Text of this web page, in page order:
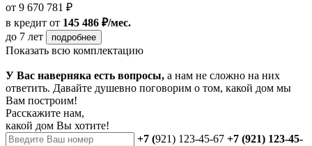
от 9 670 781 ₽
в кредит от 145 486 ₽/мес.
до 7 лет
подробнее
Показать всю комплектацию
У Вас наверняка есть вопросы, а нам не сложно на них
ответить. Давайте душевно поговорим о том, какой дом мы
Вам построим!
Расскажите нам,
какой дом Вы хотите!
+7 (921) 123-45-67 +7 (921) 123-45-